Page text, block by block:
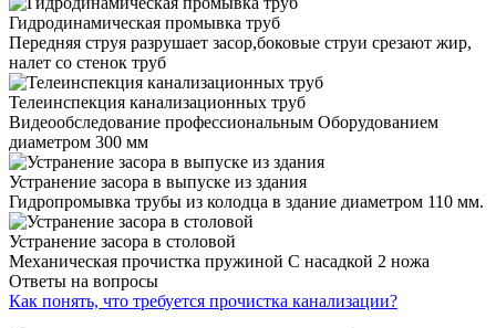
Гидродинамическая промывка труб
Передняя струя разрушает засор,боковые струи срезают жир,
налет со стенок труб
Телеинспекция канализационных труб
Видеообследование профессиональным Оборудованием
диаметром 300 мм
Устранение засора в выпуске из здания
Гидропромывка трубы из колодца в здание диаметром 110 мм.
Устранение засора в столовой
Механическая прочистка пружиной С насадкой 2 ножа
Ответы на вопросы
Как понять, что требуется прочистка канализации?